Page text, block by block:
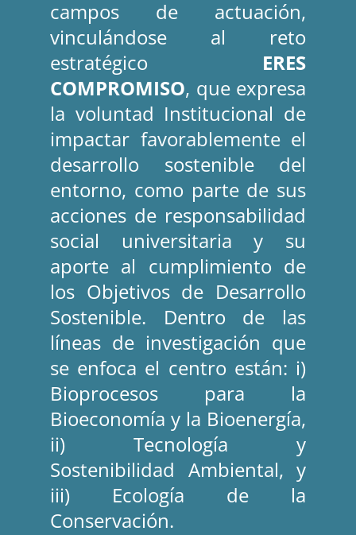
campos de actuación,
vinculándose al reto
estratégico ERES
COMPROMISO, que expresa
la voluntad Institucional de
impactar favorablemente el
desarrollo sostenible del
entorno, como parte de sus
acciones de responsabilidad
social universitaria y su
aporte al cumplimiento de
los Objetivos de Desarrollo
Sostenible. Dentro de las
líneas de investigación que
se enfoca el centro están: i)
Bioprocesos para la
Bioeconomía y la Bioenergía,
ii) Tecnología y
Sostenibilidad Ambiental, y
iii) Ecología de la
Conservación.